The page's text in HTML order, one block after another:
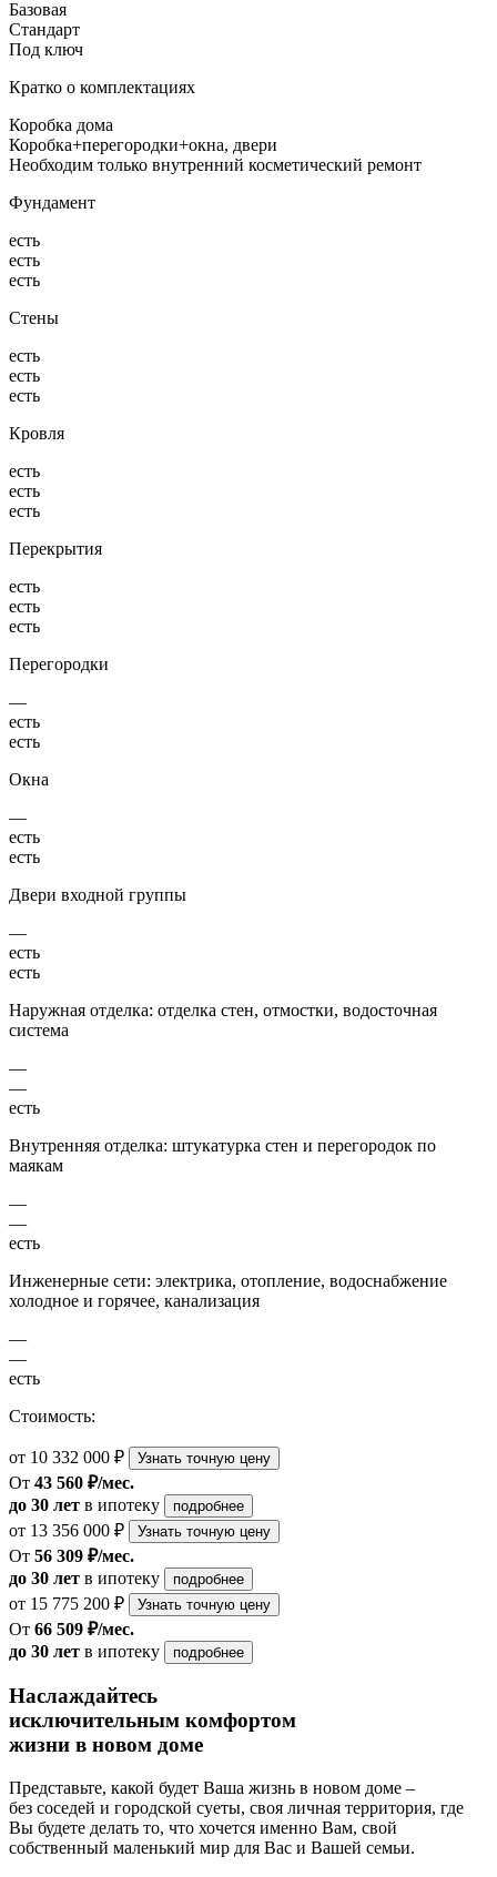
Базовая
Стандарт
Под ключ
Кратко о комплектациях
Коробка дома
Коробка+перегородки+окна, двери
Необходим только внутренний косметический ремонт
Фундамент
есть
есть
есть
Стены
есть
есть
есть
Кровля
есть
есть
есть
Перекрытия
есть
есть
есть
Перегородки
—
есть
есть
Окна
—
есть
есть
Двери входной группы
—
есть
есть
Наружная отделка: отделка стен, отмостки, водосточная
система
—
—
есть
Внутренняя отделка: штукатурка стен и перегородок по
маякам
—
—
есть
Инженерные сети: электрика, отопление, водоснабжение
холодное и горячее, канализация
—
—
есть
Стоимость:
от 10 332 000 ₽ Узнать точную цену
От 43 560 ₽/мес.
до 30 лет в ипотеку подробнее
от 13 356 000 ₽ Узнать точную цену
От 56 309 ₽/мес.
до 30 лет в ипотеку подробнее
от 15 775 200 ₽ Узнать точную цену
От 66 509 ₽/мес.
до 30 лет в ипотеку подробнее
Наслаждайтесь
исключительным комфортом
жизни в новом доме
Представьте, какой будет Ваша жизнь в новом доме –
без соседей и городской суеты, своя личная территория, где
Вы будете делать то, что хочется именно Вам, свой
собственный маленький мир для Вас и Вашей семьи.